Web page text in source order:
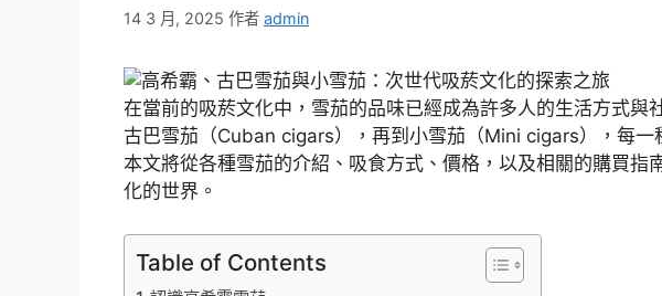
14 3 月, 2025 作者 admin
在當前的吸菸文化中，雪茄的品味已經成為許多人的生活方式與
古巴雪茄（Cuban cigars），再到小雪茄（Mini cigars），每一
本文將從各種雪茄的介紹、吸食方式、價格，以及相關的購買指
化的世界。
Table of Contents